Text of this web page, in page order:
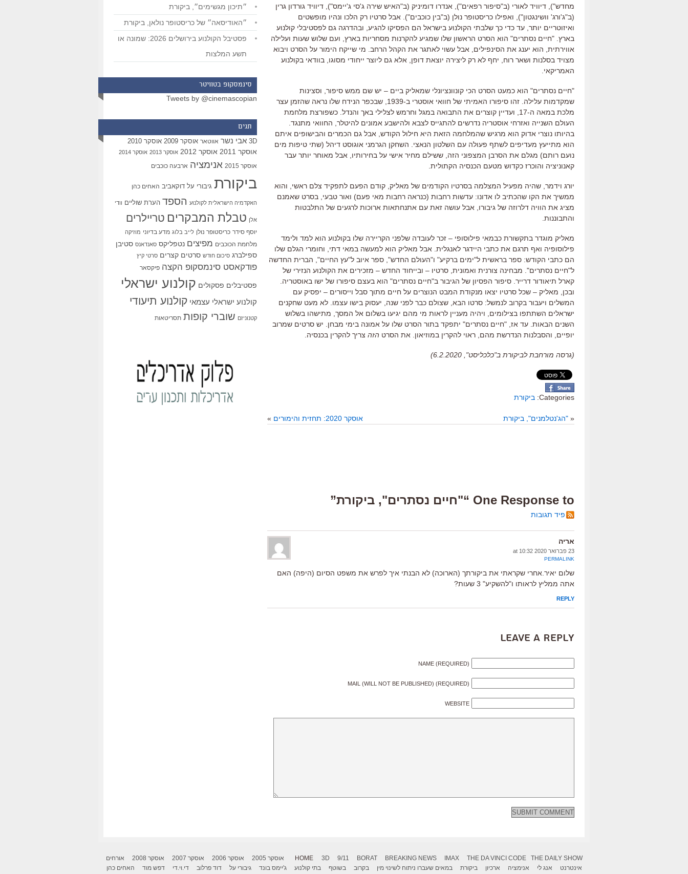
מחדש"), דיוויד לאורי (ב"סיפור רפאים"), אנדרו דומיניק (ב"האיש שירה ג'סי ג'יימס"), דיוויד גורדון גרין
(ב"ג'ורג' וושינגטון"), ואפילו כריסטופר נולן (ב"בין כוכבים"). אבל סרטיו רק הלכו ונהיו מופשטים
ואיזוטריים יותר עד כדי כך שלבתי הקולנוע בישראל הם הפסיקו להגיע ובהדרגה גם לפסטיבלי קולנוע
בארץ . "חיים נסתרים" הוא הסרט הראשון שלו שמגיע להקרנות מסחריות בארץ ועם שלוש שעות ועלילה
אווירתית הוא יענג את הסינפילים אבל עשוי לאתגר את הקהל הרחב . מי שייקח הימור על הסרט ויבוא
מצויד בסלנות ושאר רוח, יחף לא רק ליצירה יוצאת דופן, אלא גם ליוצר ייחודי מסוגו, בוודאי בקולנוע
האמריקאי.
"חיים נסתרים" הוא כמעט הסרט הכי קונוונציונלי שמאליק ביים – יש שם ממש סיפור וסצינות
שמקדמות עלילה זהו סיפורו האמיתי של חוואי אוסטרי ב-1939,
שבכפר הנידח שלו נראה שהזמן עצר
מלכת במאה ה-17, ועדיין קוצרים את התבואה במגל וחרמש לצלילי באך והנדל כשפורצת מלחמת
העולם השנייה ואזרחי אוסטריה נדרשים להתגייס לצבא ולהישבע אמונים להיטלר החוואי מתנגד
בהיותו נוצרי אדוק הוא מרגיש שהמלחמה הזאת היא חילול הקודש אבל גם הכמרים והבישופים איתם
הוא מתייעץ מעדיפים לשתף פעולה עם השלטון הנאצי
השחקן הגרמני אוגוסט דיהל (שתי טיפות מים
נועם רותם) מגלם את הסרבן המצפוני הזה ששילם מחיר אישי על בחירותיו
אבל מאוחר יותר עבר
קאנוניציה והוכרז כקדוש מטעם הכנסיה הקתולית
יורג וידמר שהיה מפעיל המצלמה בסרטיו הקודמים של מאליק קודם הפעם לתפקיד צלם ראשי
והוא
ממשיך את הקו שהכתיב לו אדונו: עדשות רחבות (כנראה רחבות מאי פעם) ואור טבעי בסרט שאמנם
מציג את הוויה דלרוזה של גיבורו
אבל עושה זאת עם אתנחתאות ארוכות לרגעים של התלבטות
והתבוננות
מאליק מוגדר בתקשורת כבמאי פילוסופי – זכר לעובדה שלפני הקריירה שלו בקולנוע הוא למד ולימד
פילוסופיה ואף תרגם את כתבי היידגר לאנגלית אבל מאליק הוא למעשה במאי דתי
וחומרי הגלם שלו
הם כתבי הקודש: ספר בראשית ל"ימים ברקיע" ו"העולם החדש", ספר איוב ל"עץ החיים", הברית החדשה
ל"חיים נסתרים". מבחינה צורנית ואמונית סרטיו – ובייחוד החדש – מזכירים את הקולנוע הנזירי של
קארל תיאודור דרייר סיפור הפסיון של הגיבור ב"חיים נסתרים" הוא בעצם סיפורו של ישו באוסטריה
ובכן
מאליק – שכל סרטיו יצאו מנקודת המבט הנוצרים על חיים מתוך סבל וייסורים – יפסיק עם
המשלים ויעבור בקרוב לנמשל: סרטו הבא שצולם כבר לפני שנה יעסוק בישו עצמו לא מעט שחקנים
ישראלים השתתפו בצילומים
ויהיה מעניין לראות מי מהם יגיעו בשלום אל המסך מתישהו בשלוש
השנים הבאות עד אז , "חיים נסתרים" יתפקד בתור הסרט שלו על אמונה בימי מבחן
יש סרטים שמרוב
יופיים
והסבלנות הנדרשת מהם ראוי להקרין במוזיאון את הסרט הזה צריך להקרין בכנסיה
(גרסה מורחבת לביקורת ב"כלכליסט", 6.2.2020)
Categories: ביקורת
« "הג'נטלמנים", ביקורת אוסקר 2020: תחזית והימורים »
One Response to “"חיים נסתרים", ביקורת”
פיד תגובות
אריה
23 פברואר 2020 at 10:32
PERMALINK
שלום יאיר.אחרי שקראתי את ביקורתך (הארוכה) לא הבנתי איך לפרש את משפט הסיום (היפה) האם
אתה ממליץ לראותו ו"להשקיע" 3 שעות?
REPLY
Leave a Reply
NAME (REQUIRED)
MAIL (WILL NOT BE PUBLISHED) (REQUIRED)
WEBSITE
״תיכון מגשימים״, ביקורת
״האודיסאה״ של כריסטופר נולאן, ביקורת
פסטיבל הקולנוע בירושלים 2026: שמונה או
תשע המלצות
סינמסקופ בטוויטר
Tweets by @cinemascopian
תגים
3D אבי נשר אווטאר אוסקר 2009 אוסקר 2010
אוסקר 2011 אוסקר 2012 אוסקר 2013 אוסקר 2014
אוסקר 2015 אנימציה ארבעה כוכבים
ביקורת גיבורי על דוקאביב האחים כהן
האקדמיה הישראלית לקולנוע הספד הערת שוליים וודי
אלן טבלת המבקרים טריילרים
יוסף סידר כריסטופר נולן לייב בלוג מדע בדיוני מוזיקה
מלחמת הכוכבים מפיצים נטפליקס סאנדאנס סטיבן
ספילברג סיכום חודש סרטים קצרים סרטי קיץ
פודקאסט סינמסקופ הקצה פיקסאר
פסטיבלים פסקולים קולנוע ישראלי
קולנוע ישראלי עצמאי קולנוע תיעודי
קטנוניזם שוברי קופות תסריטאות
HOME 3D 9/11 BORAT BREAKING NEWS IMAX THE DA VINCI CODE THE DAILY SHOW אוסקר 2005 אוסקר 2006 אוסקר 2007 אוסקר 2008
אורחים
אינטרנט
אנג לי אנימציה ארכיון ביקורת במאים שעברו ניתוח לשינוי מין בקרוב בשוטף בתי קולנוע ג'יימס בונד גיבורי על דוד פרלוב די.וי.די דפש מוד
האחים כהן